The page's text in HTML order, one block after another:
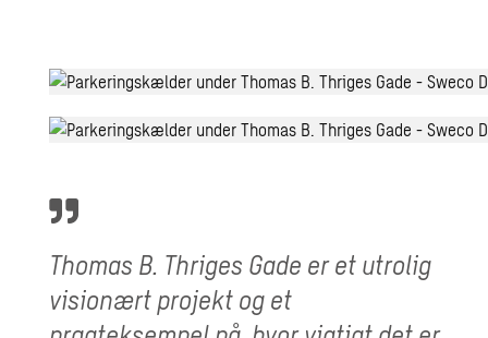
Thomas B. Thriges Gade er et utrolig
visionært projekt og et